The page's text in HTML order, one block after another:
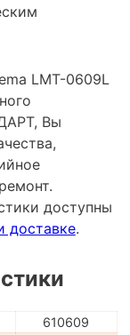
LMT-0609L
Вы
доступны
доставке.
610609